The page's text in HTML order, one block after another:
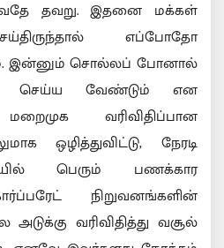
தவறு. இதனை மக்கள்
எப்போதோ
இன்னும் சொல்லப் போனால்
செய்ய வேண்டும் என
வரிவிதிப்பான
ஒழித்துவிட்டு, நேரடி
பெரும் பணக்கார
நிறுவனங்களின்
வரிவிதித்து வசூல்